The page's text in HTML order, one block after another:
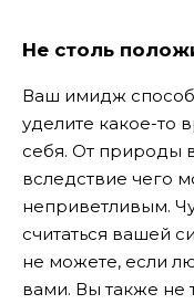
Не столь
Ваш имидж
уделите какое-то
себя. От природы
вследствие чего
неприветливым.
считаться вашей
не можете, если
вами. Вы также не